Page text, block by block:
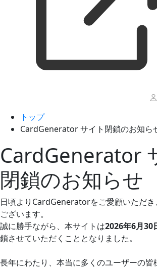
トップ
CardGenerator サイト閉鎖のお知ら
CardGenerator
閉鎖のお知らせ
日頃よりCardGeneratorをご愛顧いただき
ございます。
誠に勝手ながら、本サイトは2026年6月30
鎖させていただくこととなりました。
長年にわたり、本当に多くのユーザーの皆